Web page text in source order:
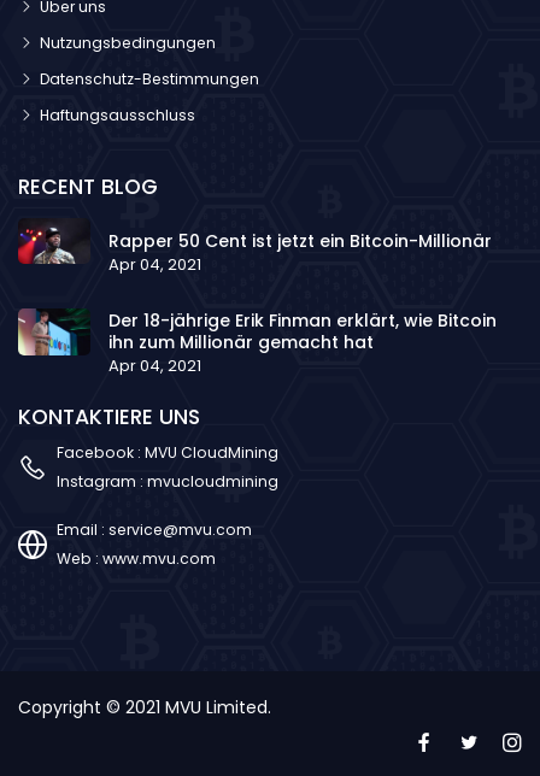
Über uns
Nutzungsbedingungen
Datenschutz-Bestimmungen
Haftungsausschluss
RECENT BLOG
Rapper 50 Cent ist jetzt ein Bitcoin-Millionär
Apr 04, 2021
Der 18-jährige Erik Finman erklärt, wie Bitcoin
ihn zum Millionär gemacht hat
Apr 04, 2021
KONTAKTIERE UNS
Facebook : MVU CloudMining
Instagram : mvucloudmining
Email : service@mvu.com
Web : www.mvu.com
Copyright © 2021 MVU Limited.